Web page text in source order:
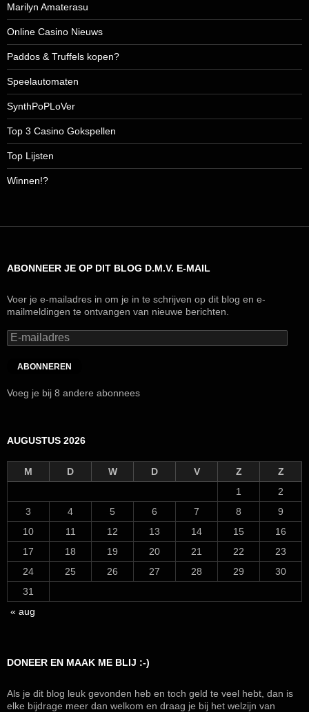
Marilyn Amaterasu
Online Casino Nieuws
Paddos & Truffels kopen?
Speelautomaten
SynthPoPLoVer
Top 3 Casino Gokspellen
Top Lijsten
Winnen!?
ABONNEER JE OP DIT BLOG D.M.V. E-MAIL
Voer je e-mailadres in om je in te schrijven op dit blog en e-
mailmeldingen te ontvangen van nieuwe berichten.
E-
mailadres
ABONNEREN
Voeg je bij 8 andere abonnees
AUGUSTUS 2026
M D W D V Z
Z
1
2
3
4 5 6 7 8
9
10
11 12 13 14 15
16
17
18 19 20 21 22
23
24
25 26 27 28 29
30
31
« aug
DONEER EN MAAK ME BLIJ :-)
Als je dit blog leuk gevonden heb en toch geld te veel hebt, dan is
elke bijdrage meer dan welkom en draag je bij het welzijn van